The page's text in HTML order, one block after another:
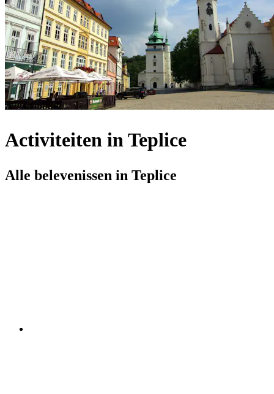
Activiteiten in Teplice
Alle belevenissen in Teplice